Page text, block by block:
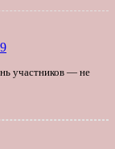
участников — не